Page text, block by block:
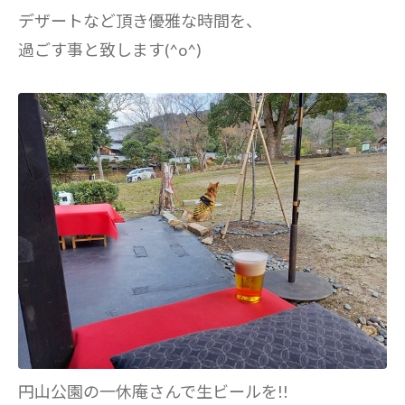
デザートなど頂き優雅な時間を、
過ごす事と致します(^o^)
円山公園の一休庵さんで生ビールを!!